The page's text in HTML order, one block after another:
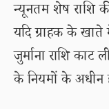
न्यूनतम शेष राशि
यदि ग्राहक के
जुर्माना राशि
के नियमों के अधीन